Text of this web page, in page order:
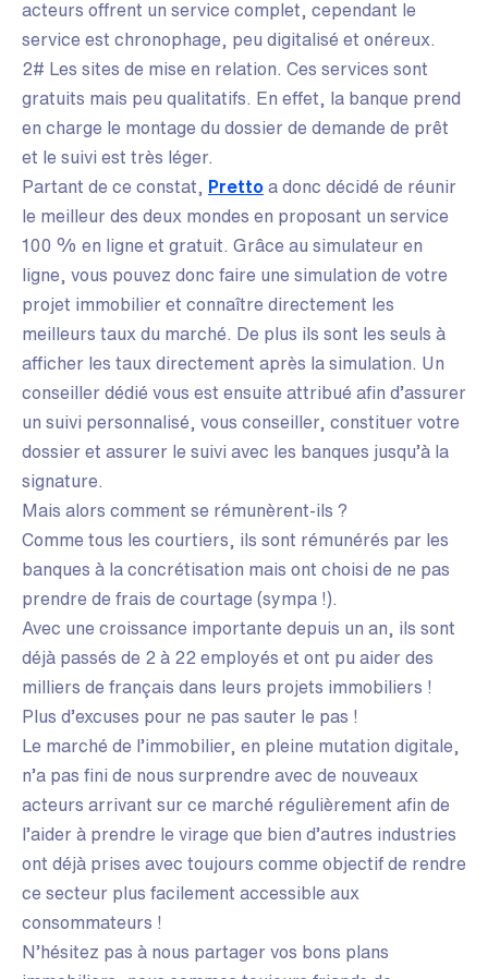
acteurs offrent un service complet, cependant le
service est chronophage, peu digitalisé et onéreux.
2# Les sites de mise en relation. Ces services sont
gratuits mais peu qualitatifs. En effet, la banque prend
en charge le montage du dossier de demande de prêt
et le suivi est très léger.
Partant de ce constat,
Pretto a donc décidé de réunir
le meilleur des deux mondes en proposant un service
100 % en ligne et gratuit. Grâce au simulateur en
ligne, vous pouvez donc faire une simulation de votre
projet immobilier et connaître directement les
meilleurs taux du marché. De plus ils sont les seuls à
afficher les taux directement après la simulation. Un
conseiller dédié vous est ensuite attribué afin d’assurer
un suivi personnalisé, vous conseiller, constituer votre
dossier et assurer le suivi avec les banques jusqu’à la
signature.
Mais alors comment se rémunèrent-ils ?
Comme tous les courtiers, ils sont rémunérés par les
banques à la concrétisation mais ont choisi de ne pas
prendre de frais de courtage (sympa !).
Avec une croissance importante depuis un an, ils sont
déjà passés de 2 à 22 employés et ont pu aider des
milliers de français dans leurs projets immobiliers !
Plus d’excuses pour ne pas sauter le pas !
Le marché de l’immobilier, en pleine mutation digitale,
n’a pas fini de nous surprendre avec de nouveaux
acteurs arrivant sur ce marché régulièrement afin de
l’aider à prendre le virage que bien d’autres industries
ont déjà prises avec toujours comme objectif de rendre
ce secteur plus facilement accessible aux
consommateurs !
N’hésitez pas à nous partager vos bons plans